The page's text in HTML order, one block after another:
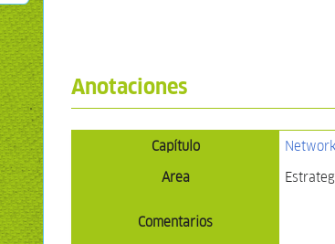
Anotaciones
Capítulo
Area
Comentarios